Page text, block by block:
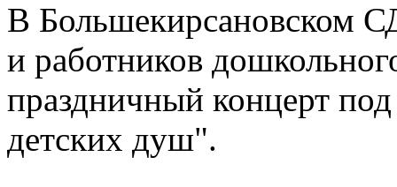
В Большекирсановском
и работников
праздничный концерт
детских душ".